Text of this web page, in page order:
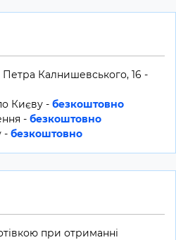
Петра Калнишевського, 16 -
Києву - безкоштовно
- безкоштовно
- безкоштовно
при отриманні